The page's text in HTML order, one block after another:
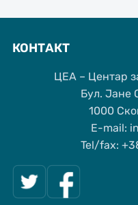
КОНТАКТ
ЦЕА – Центар
Бул. Јане
1000
Е-mail:
Tel/fax: